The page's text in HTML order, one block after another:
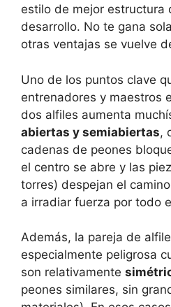
estilo de mejor estructura
desarrollo. No te gana
otras ventajas se vuelve
Uno de los puntos clave
entrenadores y maestros
dos alfiles aumenta
abiertas y semiabiertas,
cadenas de peones
el centro se abre y las
torres) despejan el
a irradiar fuerza por todo
Además, la pareja de
especialmente peligrosa
son relativamente
peones similares, sin